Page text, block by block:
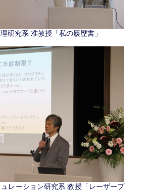
研究系 准教授「私の履歴書」
レーション研究系 教授「レーザープ